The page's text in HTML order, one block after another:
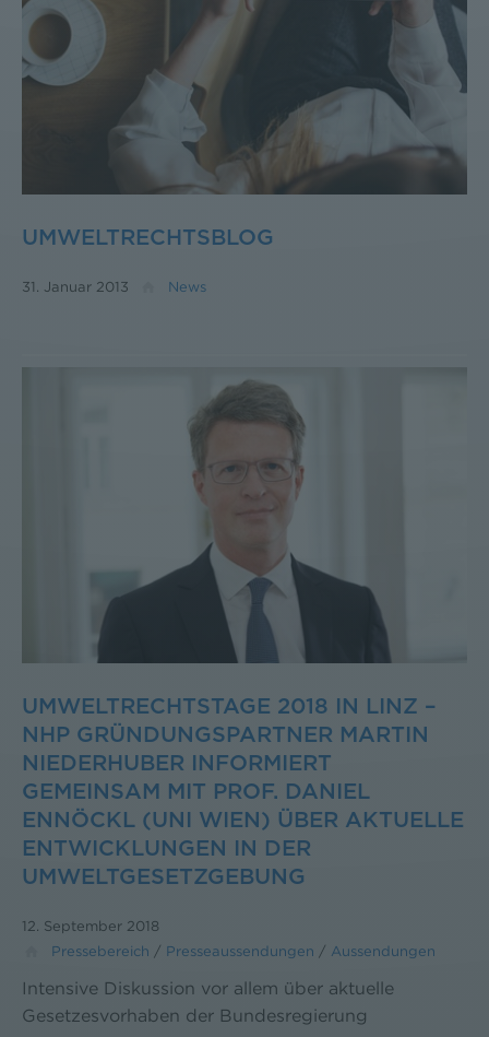
UMWELTRECHTSBLOG
31. Januar 2013 News
UMWELTRECHTSTAGE 2018 IN LINZ –
NHP GRÜNDUNGSPARTNER MARTIN
NIEDERHUBER INFORMIERT
GEMEINSAM MIT PROF. DANIEL
ENNÖCKL (UNI WIEN) ÜBER AKTUELLE
ENTWICKLUNGEN IN DER
UMWELTGESETZGEBUNG
12. September 2018
Pressebereich / Presseaussendungen / Aussendungen
Intensive Diskussion vor allem über aktuelle
Gesetzesvorhaben der Bundesregierung